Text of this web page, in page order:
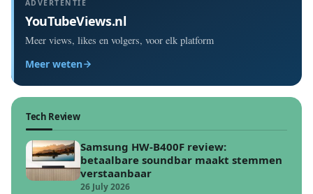
ADVERTENTIE
YouTubeViews.nl
Meer views, likes en volgers, voor elk platform
Meer weten
Tech Review
Samsung HW-B400F review:
betaalbare soundbar maakt stemmen
verstaanbaar
26 July 2026